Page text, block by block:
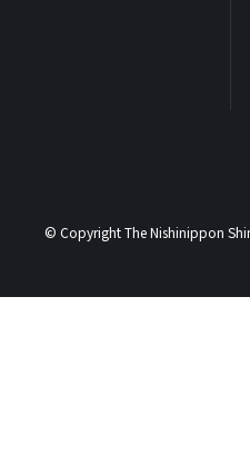
© Copyright The Nishinippon